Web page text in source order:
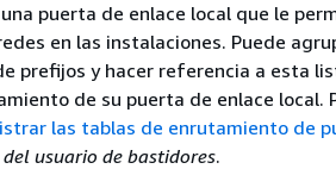
puerta de enlace local que le
en las instalaciones. Puede
prefijos y hacer referencia a esta
de su puerta de enlace local.
las tablas de enrutamiento de
usuario de bastidores.